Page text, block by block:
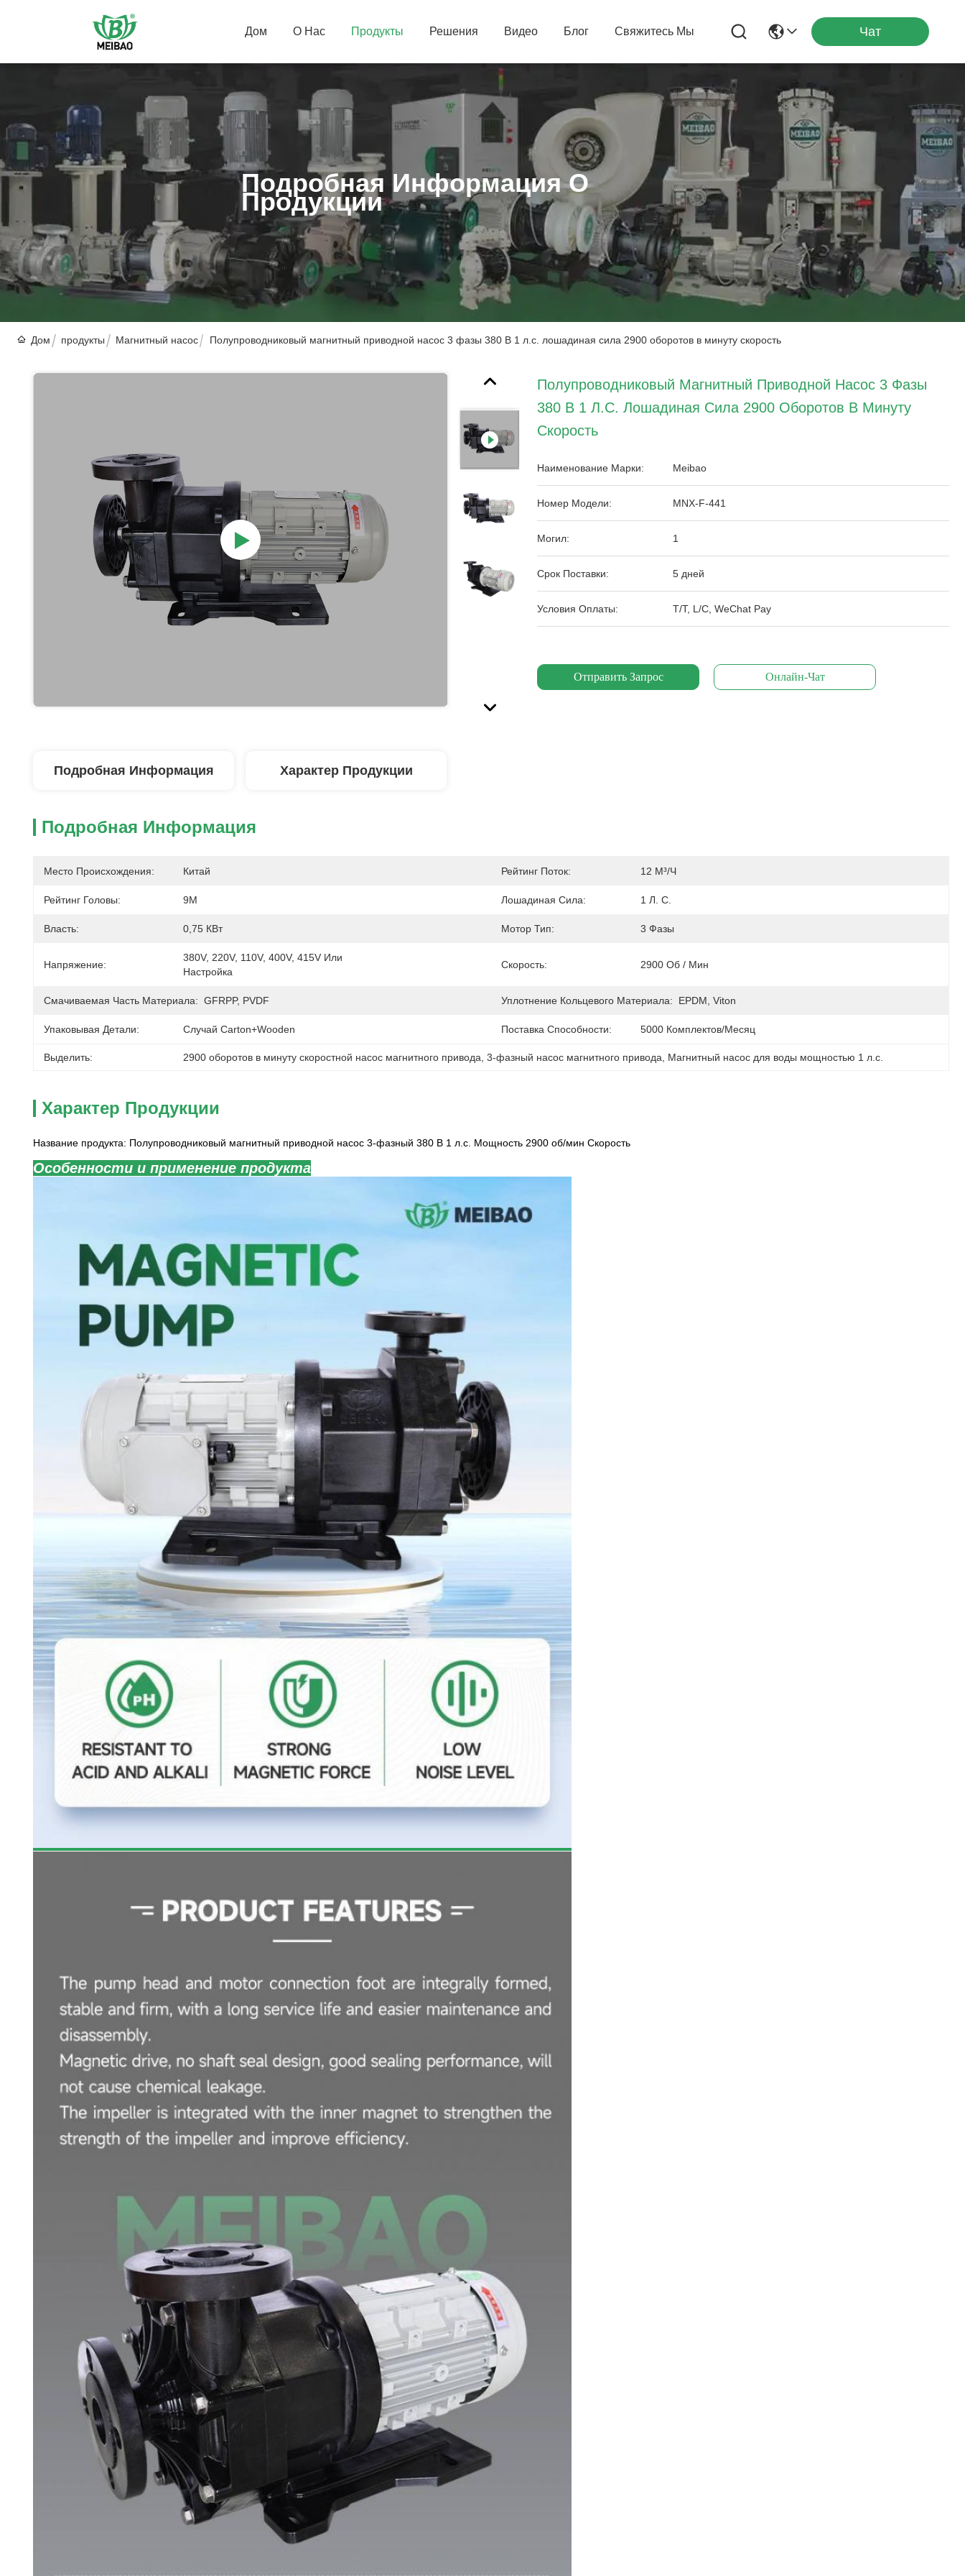
Дом О Нас Продукты Решения Видео Блог Свяжитесь Мы Чат
Подробная Информация О
Продукции
Дом продукты Магнитный насос Полупроводниковый магнитный приводной насос 3 фазы 380 В 1 л.с. лошадиная сила 2900 оборотов в минуту скорость
Полупроводниковый Магнитный Приводной Насос 3 Фазы
380 В 1 Л.с. Лошадиная Сила 2900 Оборотов В Минуту
Скорость
Наименование Марки: Meibao
Номер Модели: MNX-F-441
Могил: 1
Срок Поставки: 5 дней
Условия Оплаты: T/T, L/C, WeChat Pay
Отправить Запрос Онлайн-Чат
Подробная Информация Характер Продукции
Подробная Информация
Место Происхождения: Китай Рейтинг Поток: 12 М³/ч
Рейтинг Головы: 9M Лошадиная Сила: 1 Л. С.
Власть: 0,75 КВт Мотор Тип: 3 Фазы
Напряжение:
380V, 220V, 110V, 400V, 415V Или
Настройка
Скорость: 2900 Об / Мин
Смачиваемая Часть Материала: GFRPP, PVDF Уплотнение Кольцевого Материала: EPDM, Viton
Упаковывая Детали: Случай Carton+wooden Поставка Способности: 5000 Комплектов/месяц
Выделить: 2900 оборотов в минуту скоростной насос магнитного привода 3-фазный насос магнитного привода Магнитный насос для воды мощностью 1 л.с.
Характер Продукции
Название продукта: Полупроводниковый магнитный приводной насос 3-фазный 380 В 1 л.с. Мощность 2900 об/мин Скорость
Особенности и применение продукта